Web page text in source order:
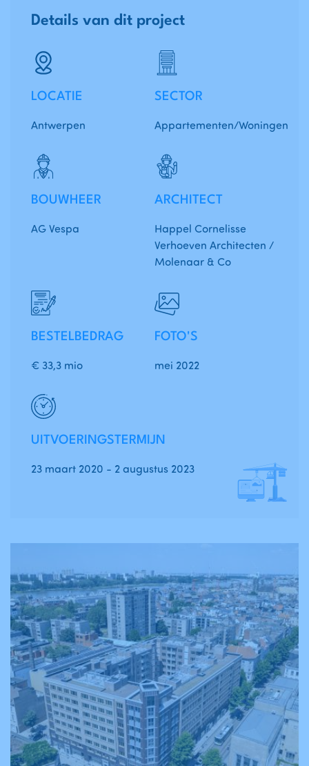
LOCATIE
Antwerpen
SECTOR
Appartementen/Woningen
BOUWHEER
AG Vespa
ARCHITECT
Happel Cornelisse
Verhoeven Architecten /
Molenaar & Co
BESTELBEDRAG
€ 33,3 mio
UITVOERINGSTERMIJN
23 maart 2020 - 2 augustus 2023
FOTO'S
mei 2022
Details van dit project